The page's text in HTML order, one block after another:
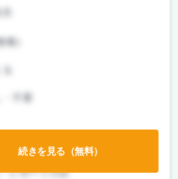
養)
不要
テスト・レポート両方なし
レポートのみ
続きを見る（無料）